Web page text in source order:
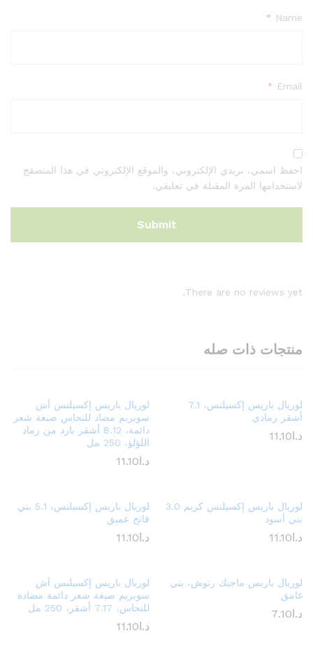
Name
*
Email
*
احفظ اسمي، بريدي الإلكتروني، والموقع الإلكتروني في هذا المتصفح
لاستخدامها المرة المقبلة في تعليقي.
There are no reviews yet.
منتجات ذات صله
لوريال باريس إكسيلنس، 7.1
أشقر رمادي
د.ا 11.10
لوريال باريس إكسيلنس آش
سوبريم مضاد للنحاس صبغة شعر
دائمة، 8.12 أشقر بارد من رماد
اللؤلؤ، 250 مل
د.ا 11.10
لوريال باريس إكسيلنس كريم 3.0
بني أسود
د.ا 11.10
لوريال باريس إكسيلنس، 5.1 بني
فاتح عميق
د.ا 11.10
لوريال باريس ماجيك رتوش، بني
غامق
د.ا 7.10
لوريال باريس إكسيلنس آش
سوبريم صبغة شعر دائمة مضادة
للنحاس، 7.17 أشقر، 250 مل
د.ا 11.10